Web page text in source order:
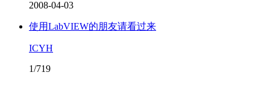
2008-04-03
使用LabVIEW的朋友请看过来
ICYH
1/719